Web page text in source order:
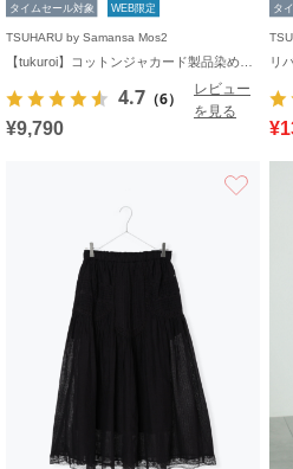
タイムセール対象 WEB限定
TSUHARU by Samansa Mos2
4.7 （6）
レビュー
を見る
¥9,790
タ
リ